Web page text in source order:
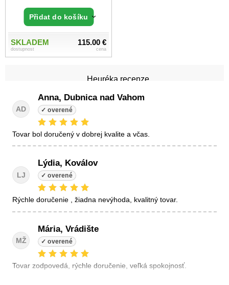
Heuréka recenze
AD
Anna, Dubnica nad Vahom
tovar bol doručený v dobrej kvalite a včas.
LJ
Lýdia, Koválov
Rýchle doručenie , žiadna nevýhoda, kvalitný tovar.
MŽ
Mária, Vrádište
Tovar zodpovedá, rýchle doručenie, veľká spokojnosť.
Přidat do košíku
SKLADEM
dostupnost
115.00 €
cena